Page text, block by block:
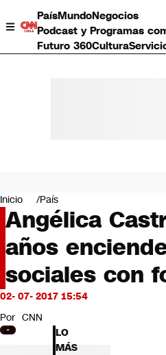
PaísMundoNegocios
Podcast y Programas
Futuro 360Cultura
Negocios
Deportes
Programas completos
Cultura
Servicios
Bits
CNN tiempo
Futuro 360
Opinión
Inicio País
Angélica
años
sociales con
02- 07- 2017 15:54
Por CNN
LO
MÁS